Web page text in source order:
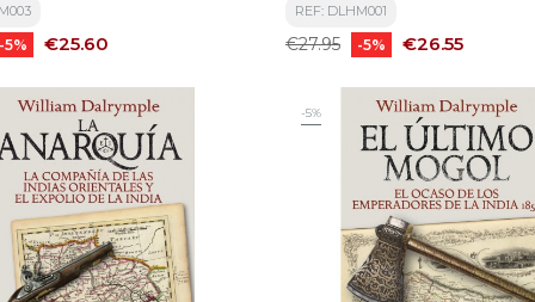
-5% Price
€25.60
REF: DLHM001
Regular
€27.95 -5% Price
€26.55
-5%